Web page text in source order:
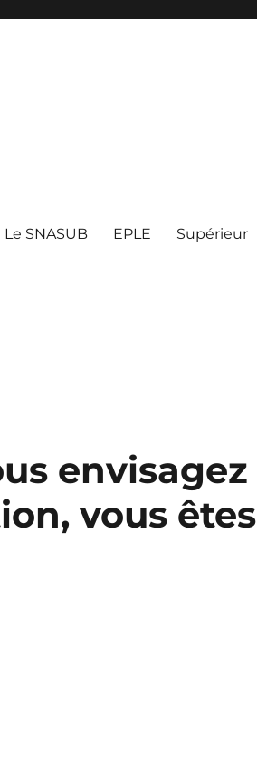
Le SNASUB EPLE Supérieur
envisagez
vous êtes